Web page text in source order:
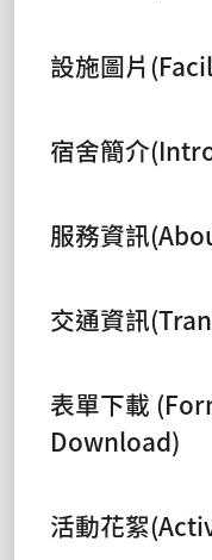
設施圖片
宿舍簡介
服務資訊
交通資訊
表單下載
Download)
活動花絮